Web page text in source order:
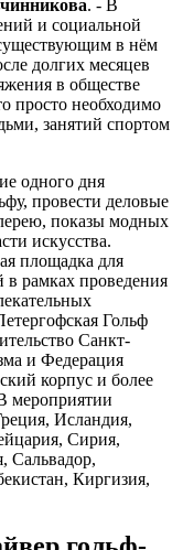
. - В
и социальной
в нём
долгих месяцев
в обществе
просто необходимо
занятий спортом
одного дня
провести деловые
показы модных
искусства.
площадка для
рамках проведения
Гольф
Санкт-
и Федерация
корпус и более
мероприятии
Исландия,
Сирия,
Сальвадор,
Киргизия,